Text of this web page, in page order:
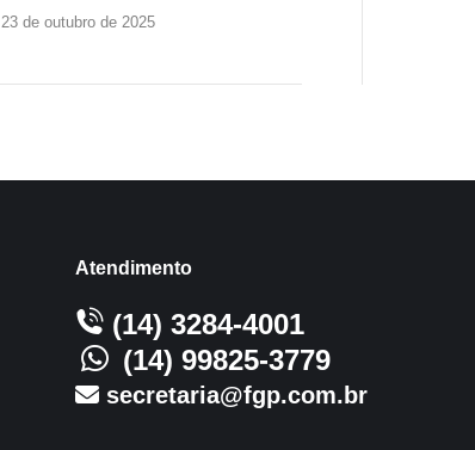
23 de outubro de 2025
Atendimento
(14) 3284-4001
(14) 99825-3779
secretaria@fgp.com.br